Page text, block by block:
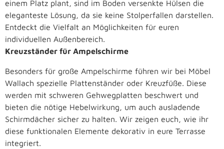
einem Platz plant, sind im Boden versenkte Hülsen die
eleganteste Lösung, da sie keine Stolperfallen darstellen.
Entdeckt die Vielfalt an Möglichkeiten für euren
individuellen Außenbereich.
Kreuzständer für Ampelschirme
Besonders für große Ampelschirme führen wir bei Möbel
Wallach spezielle Plattenständer oder Kreuzfüße. Diese
werden mit schweren Gehwegplatten beschwert und
bieten die nötige Hebelwirkung, um auch ausladende
Schirmdächer sicher zu halten. Wir zeigen euch, wie ihr
diese funktionalen Elemente dekorativ in eure Terrasse
integriert.